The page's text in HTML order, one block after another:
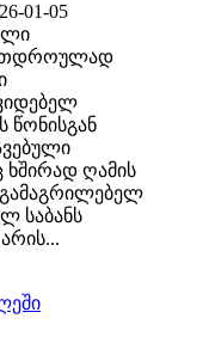
01-05
წონისგან
ხშირად ღამის
საბანს